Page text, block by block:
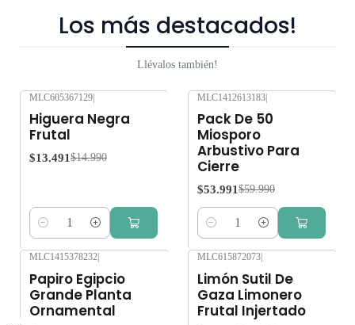
Los más destacados!
Llévalos también!
MLC605367129
Higuera Negra
Frutal
$13.491$14.990
Cantidad
MLC1412613183
Pack De 50
Miosporo
Arbustivo Para
Cierre
$53.991$59.990
Cantidad
MLC1415378232
Papiro Egipcio
Grande Planta
Ornamental
MLC615872073
Limón Sutil De
Gaza Limonero
Frutal Injertado